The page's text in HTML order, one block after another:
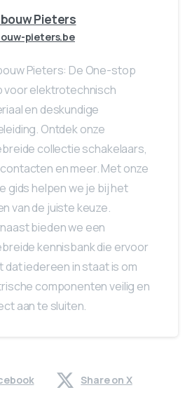
Pieters
pieters.be
Pieters: De One-stop
voor elektrotechnisch
en deskundige
Ontdek onze
collectie schakelaars,
en meer. Met onze
gids helpen we je bij het
van de juiste keuze.
bieden we een
kennisbank die ervoor
dat iedereen in staat is om
componenten veilig en
aan te sluiten.
Share on X